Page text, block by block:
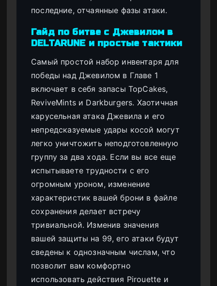
последние, отчаянные фазы атаки.
Гайд по битве с Джевилом в
DELTARUNE и простые тактики
Самый простой набор инвентаря для
победы над Джевилом в Главе 1
включает в себя запасы TopCakes,
ReviveMints и Darkburgers. Хаотичная
карусельная атака Джевила и его
непредсказуемые удары косой могут
легко уничтожить неподготовленную
группу за два хода. Если вы все еще
испытываете трудности с его
огромным уроном, изменение
характеристик вашей брони в файле
сохранения делает встречу
тривиальной. Изменив значения
вашей защиты на 99, его атаки будут
сведены к однозначным числам, что
позволит вам комфортно
использовать действия Pirouette и